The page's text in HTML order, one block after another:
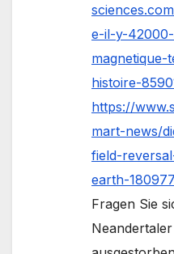
e-il-y-
histoire-
https://
mart-news/
field-
earth-
Fragen Sie